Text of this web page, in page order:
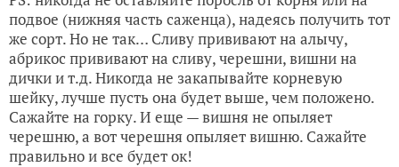
подвое (нижняя часть саженца), надеясь получить тот
же сорт. Но не так… Сливу прививают на алычу,
абрикос прививают на сливу, черешни, вишни на
дички и т.д. Никогда не закапывайте корневую
шейку, лучше пусть она будет выше, чем положено.
Сажайте на горку. И еще — вишня не опыляет
черешню, а вот черешня опыляет вишню. Сажайте
правильно и все будет ок!